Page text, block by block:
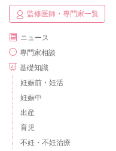
監修医師・専門家一覧
ニュース
専門家相談
基礎知識
妊娠前・妊活
妊娠中
出産
育児
不妊・不妊治療